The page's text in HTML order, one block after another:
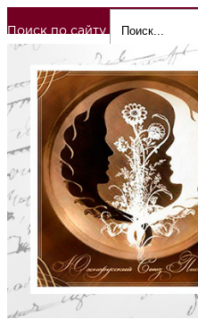
Поиск по сайту